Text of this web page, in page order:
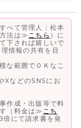
べて管理人：松本
法は≫こちら ）に
下されば嬉しいで
情報の共有を目
な範囲でＯＫなこ
XなどのSNSにお
作成・出版等で料
（料金は≫ こち
にて請求書を発